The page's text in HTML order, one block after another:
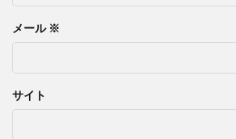
メール ※
サイト